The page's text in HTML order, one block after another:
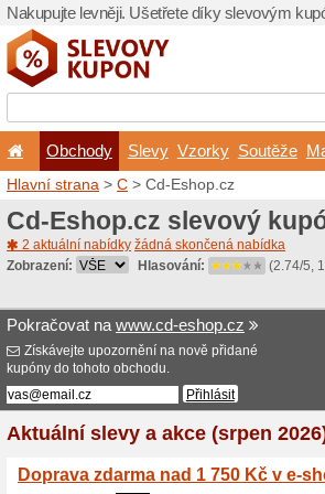
Nakupujte
Obchody
Hlavní strana>C